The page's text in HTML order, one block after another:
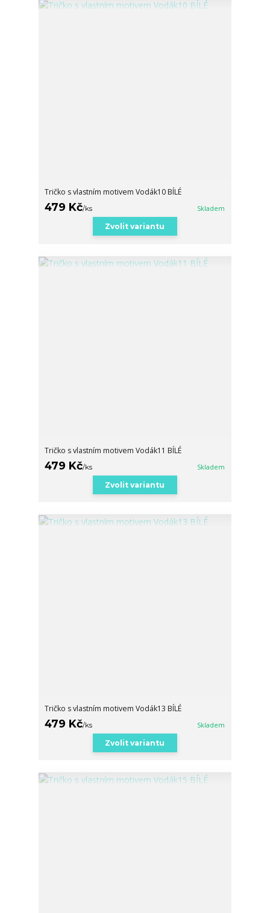
Tričko s vlastním motivem Vodák10 BÍLÉ
479 Kč/ks Skladem
Zvolit variantu
Tričko s vlastním motivem Vodák11 BÍLÉ
479 Kč/ks Skladem
Zvolit variantu
Tričko s vlastním motivem Vodák13 BÍLÉ
479 Kč/ks Skladem
Zvolit variantu